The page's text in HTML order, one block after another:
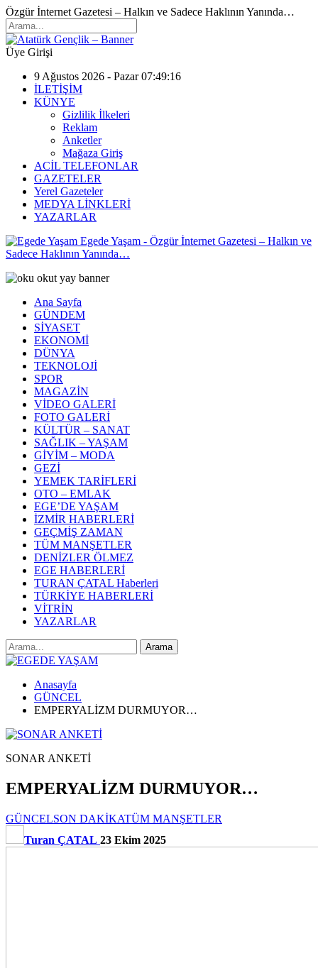
Özgür İnternet Gazetesi – Halkın ve Sadece Haklının Yanında…
Üye Girişi
9 Ağustos 2026 - Pazar 07:49:16
İLETİŞİM
KÜNYE
Gizlilik İlkeleri
Reklam
Anketler
Mağaza Giriş
ACİL TELEFONLAR
GAZETELER
Yerel Gazeteler
MEDYA LİNKLERİ
YAZARLAR
Egede Yaşam - Özgür İnternet Gazetesi – Halkın ve
Sadece Haklının Yanında…
Ana Sayfa
GÜNDEM
SİYASET
EKONOMİ
DÜNYA
TEKNOLOJİ
SPOR
MAGAZİN
VİDEO GALERİ
FOTO GALERİ
KÜLTÜR – SANAT
SAĞLIK – YAŞAM
GİYİM – MODA
GEZİ
YEMEK TARİFLERİ
OTO – EMLAK
EGE’DE YAŞAM
İZMİR HABERLERİ
GEÇMİŞ ZAMAN
TÜM MANŞETLER
DENİZLER ÖLMEZ
EGE HABERLERİ
TURAN ÇATAL Haberleri
TÜRKİYE HABERLERİ
VİTRİN
YAZARLAR
Anasayfa
GÜNCEL
EMPERYALİZM DURMUYOR…
SONAR ANKETİ
EMPERYALİZM DURMUYOR…
GÜNCELSON DAKİKATÜM MANŞETLER
Turan ÇATAL 23 Ekim 2025